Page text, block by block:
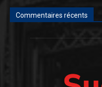
Commentaires récents